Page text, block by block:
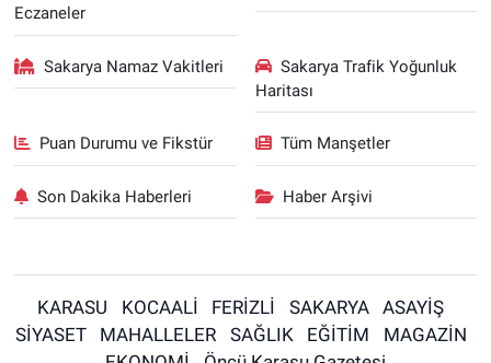
Eczaneler
Sakarya Namaz Vakitleri
Sakarya Trafik Yoğunluk
Haritası
Puan Durumu ve Fikstür Tüm Manşetler
Son Dakika Haberleri Haber Arşivi
KARASU KOCAALİ FERİZLİ SAKARYA
ASAYİŞ
SİYASET
MAHALLELER SAĞLIK EĞİTİM
MAGAZİN